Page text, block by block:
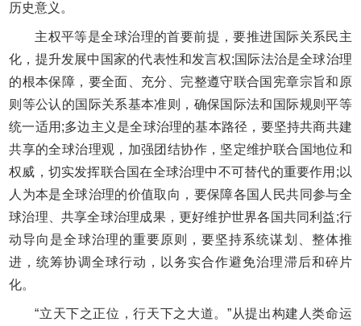
历史意义。
主权平等是全球治理的首要前提，要推进国际关系民主
化，提升发展中国家的代表性和发言权;国际法治是全球治理
的根本保障，要全面、充分、完整遵守联合国宪章宗旨和原
则等公认的国际关系基本准则，确保国际法和国际规则平等
统一适用;多边主义是全球治理的基本路径，要坚持共商共建
共享的全球治理观，加强团结协作，坚定维护联合国地位和
权威，切实发挥联合国在全球治理中不可替代的重要作用;以
人为本是全球治理的价值取向，要保障各国人民共同参与全
球治理、共享全球治理成果，更好维护世界各国共同利益;行
动导向是全球治理的重要原则，要坚持系统谋划、整体推
进，统筹协调全球行动，以务实合作避免治理滞后和碎片
化。
“立天下之正位，行天下之大道。”从提出构建人类命运